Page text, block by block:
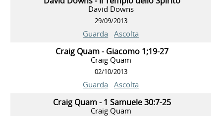
David Downs
29/09/2013
Guarda Ascolta
Craig Quam - Giacomo 1;19-27
Craig Quam
02/10/2013
Guarda Ascolta
Craig Quam - 1 Samuele 30:7-25
Craig Quam